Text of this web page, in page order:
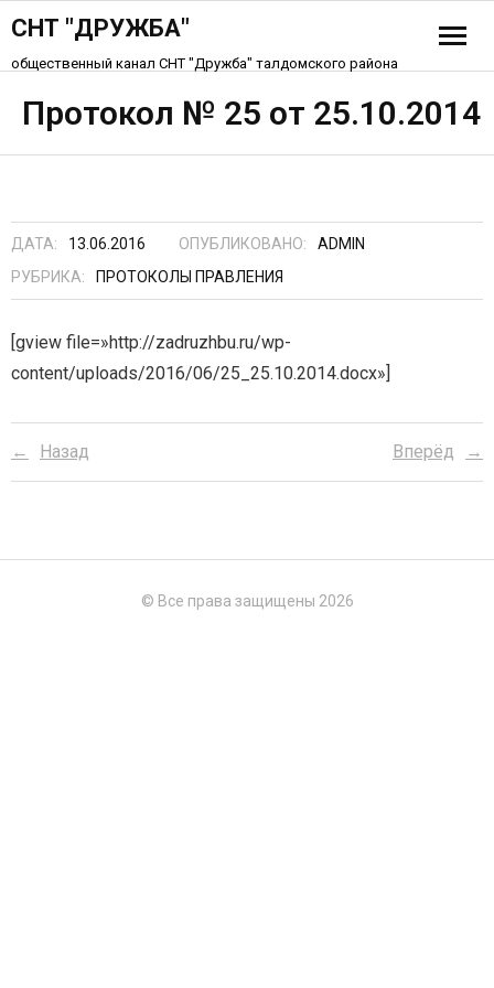
СНТ "ДРУЖБА"
общественный канал СНТ "Дружба" талдомского района
Схема СНТ «Дружба»
Протокол № 25 от 25.10.2014
ДАТА: 13.06.2016 ОПУБЛИКОВАНО:
ADMIN
РУБРИКА:
ПРОТОКОЛЫ ПРАВЛЕНИЯ
[gview file=»http://zadruzhbu.ru/wp-
content/uploads/2016/06/25_25.10.2014.docx»]
Назад Вперёд
© Все права защищены 2026